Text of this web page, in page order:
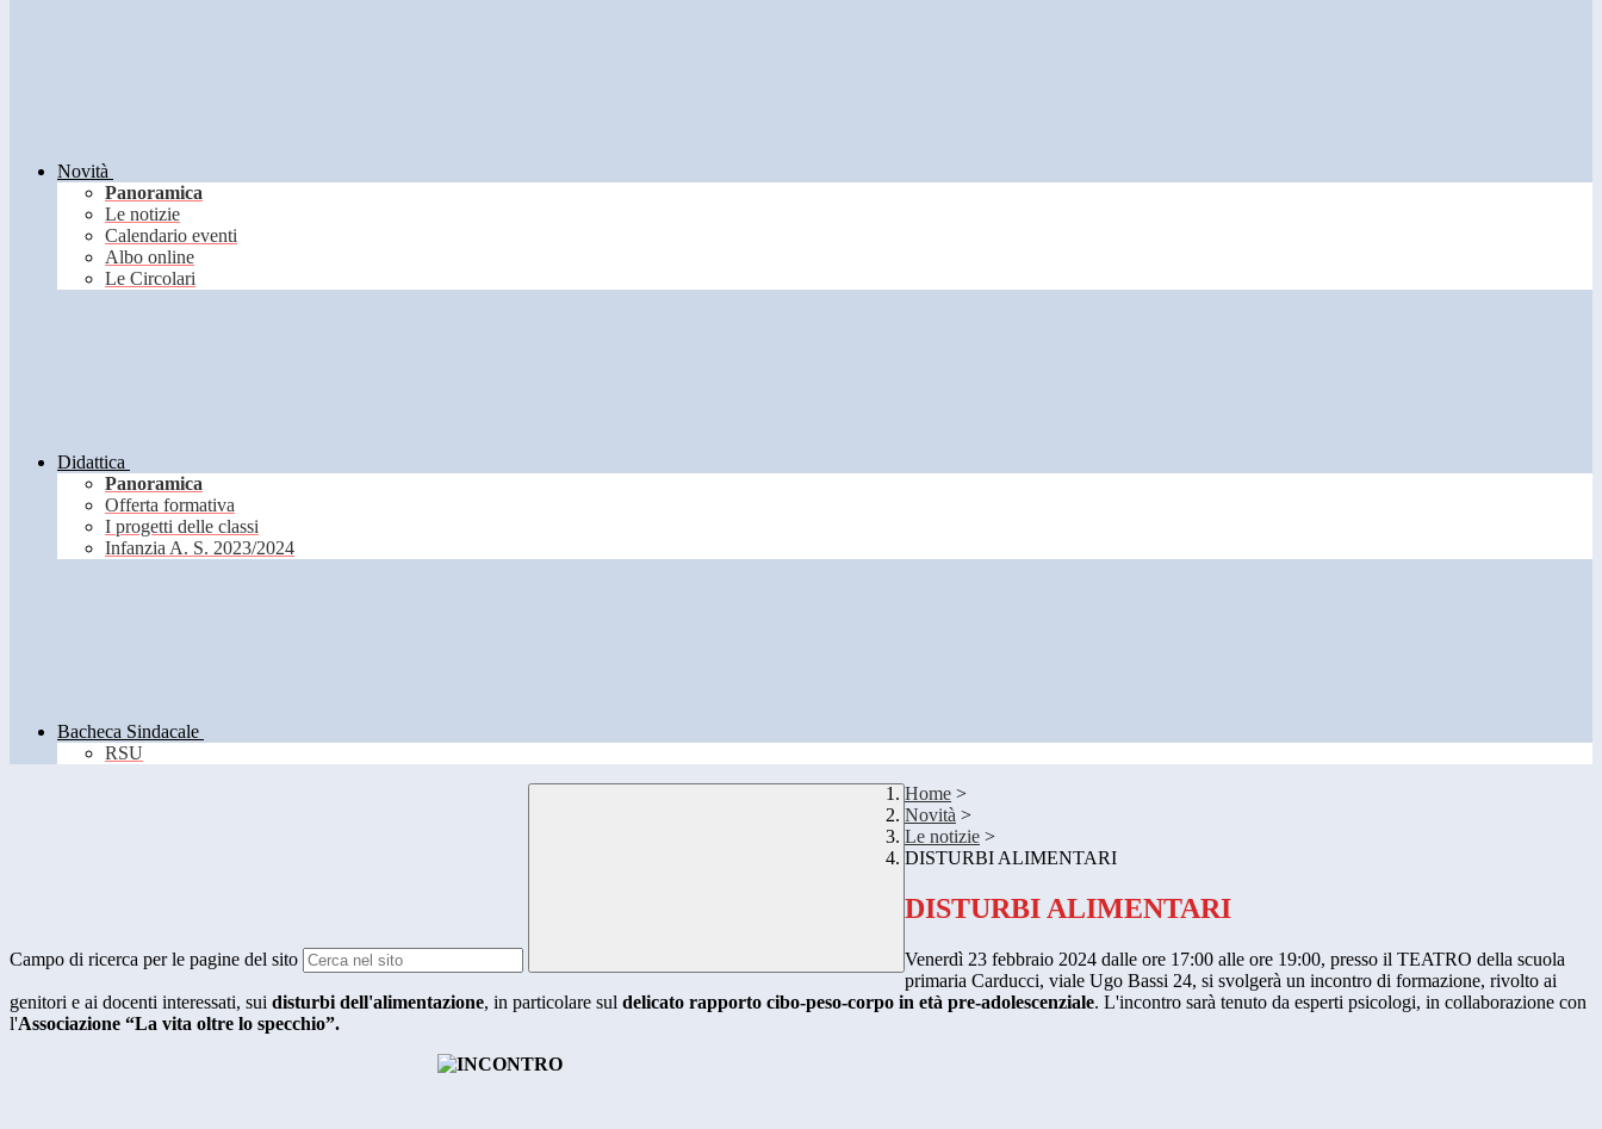
Novità
Panoramica
Le notizie
Calendario eventi
Albo online
Le Circolari
Didattica
Panoramica
Offerta formativa
I progetti delle classi
Infanzia A. S. 2023/2024
Bacheca Sindacale
RSU
Campo di ricerca per le pagine del sito
Home >
Novità >
Le notizie >
DISTURBI ALIMENTARI
DISTURBI ALIMENTARI
Venerdì 23 febbraio 2024 dalle ore 17:00 alle ore 19:00, presso il TEATRO della scuola
primaria Carducci, viale Ugo Bassi 24, si svolgerà un incontro di formazione, rivolto ai
genitori e ai docenti interessati, sui disturbi dell'alimentazione, in particolare sul delicato rapporto cibo-peso-corpo in età pre-adolescenziale. L'incontro sarà tenuto da esperti psicologi, in collaborazione con
l'Associazione “La vita oltre lo specchio”.